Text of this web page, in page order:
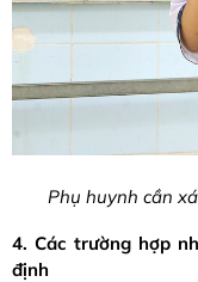
Phụ huynh cần
4. Các trường hợp
định